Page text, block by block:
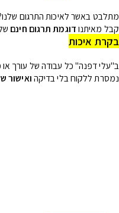
מתלבט באשר לאיכות התרגום
קבל מאיתנו דוגמת תרגום חינם
בקרת איכות
ב"עלי דפנה" כל עבודה של עורך
נמסרת ללקוח בלי בדיקה ואישור